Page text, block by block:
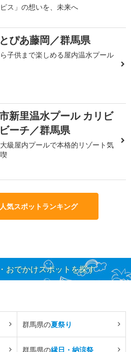
ピス」の想いを、未来へ
ぴあ藤岡／群馬県
子供まで楽しめる屋内温水プール
新里温水プール カリビ
ーチ／群馬県
級屋内プールで本格的リゾート気
気スポットランキング
おでかけスポットを探す
群馬県の夏祭り
群馬県の縁日・納涼祭